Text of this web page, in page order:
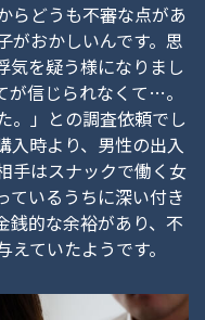
らどうも不審な点があ
がおかしいんです。思
気を疑う様になりまし
が信じられなくて…。
。」との調査依頼でし
入時より、男性の出入
手はスナックで働く女
ているうちに深い付き
銭的な余裕があり、不
ていたようです。